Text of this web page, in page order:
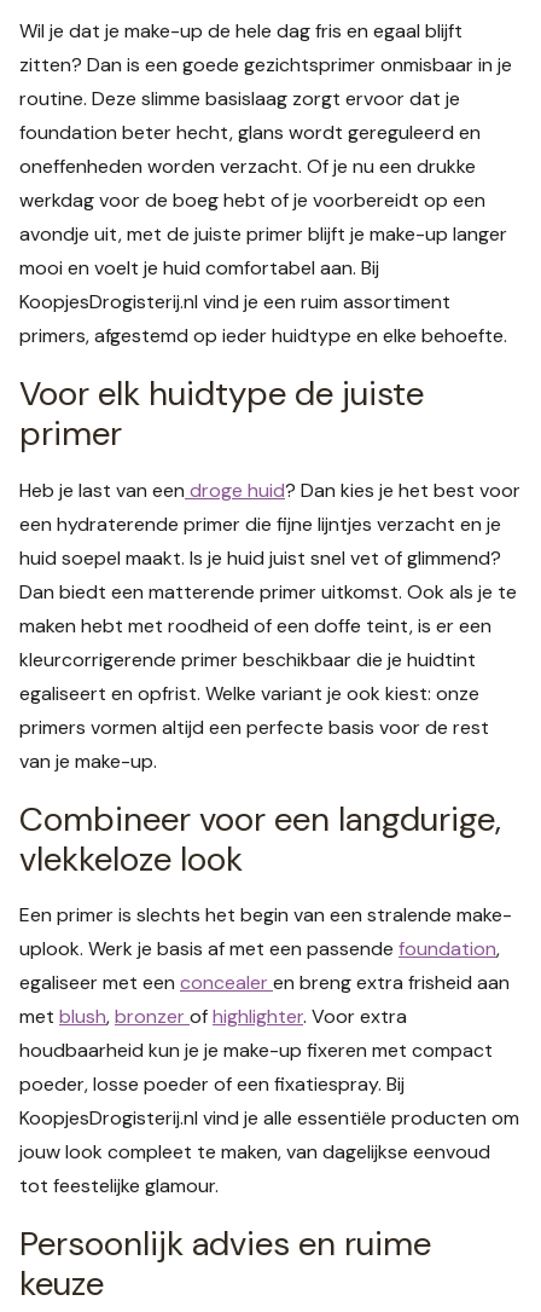
Wil je dat je make-up de hele dag fris en egaal blijft
zitten? Dan is een goede gezichtsprimer onmisbaar in je
routine. Deze slimme basislaag zorgt ervoor dat je
foundation beter hecht, glans wordt gereguleerd en
oneffenheden worden verzacht. Of je nu een drukke
werkdag voor de boeg hebt of je voorbereidt op een
avondje uit, met de juiste primer blijft je make-up langer
mooi en voelt je huid comfortabel aan. Bij
KoopjesDrogisterij.nl vind je een ruim assortiment
primers, afgestemd op ieder huidtype en elke behoefte.
Voor elk huidtype de juiste
primer
Heb je last van een droge huid? Dan kies je het best voor
een hydraterende primer die fijne lijntjes verzacht en je
huid soepel maakt. Is je huid juist snel vet of glimmend?
Dan biedt een matterende primer uitkomst. Ook als je te
maken hebt met roodheid of een doffe teint, is er een
kleurcorrigerende primer beschikbaar die je huidtint
egaliseert en opfrist. Welke variant je ook kiest: onze
primers vormen altijd een perfecte basis voor de rest
van je make-up.
Combineer voor een langdurige,
vlekkeloze look
Een primer is slechts het begin van een stralende make-
uplook. Werk je basis af met een passende foundation,
egaliseer met een concealer en breng extra frisheid aan
met blush,bronzer ofhighlighter. Voor extra
houdbaarheid kun je je make-up fixeren met compact
poeder, losse poeder of een fixatiespray. Bij
KoopjesDrogisterij.nl vind je alle essentiële producten om
jouw look compleet te maken, van dagelijkse eenvoud
tot feestelijke glamour.
Persoonlijk advies en ruime
keuze